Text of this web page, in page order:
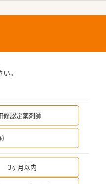
。
修認定薬剤師
3ヶ月以内